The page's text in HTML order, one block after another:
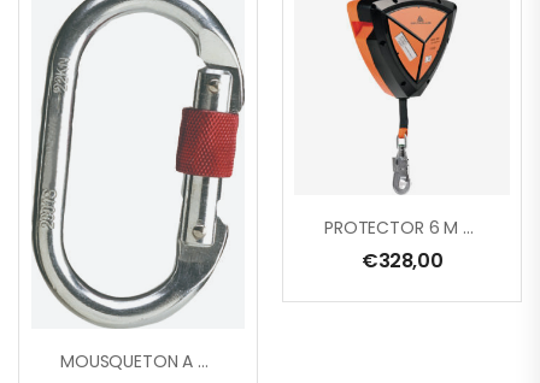
MOUSQUETON A VIS, OUVERTURE 16 MM – LOT DE 5
PROTECTOR 6 M ABS SANGLE LARGEUR 25 MM + 1 CONNECTEUR AM016 AVEC ÉMERILLON ET TÉMOIN DE CHUTE
€328,00